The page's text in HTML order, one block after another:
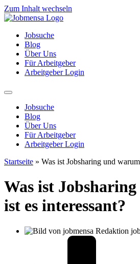
Zum Inhalt wechseln
Jobsuche
Blog
Über Uns
Für Arbeitgeber
Arbeitgeber Login
Jobsuche
Blog
Über Uns
Für Arbeitgeber
Arbeitgeber Login
Startseite » Was ist Jobsharing und
Was ist
ist es interessant?